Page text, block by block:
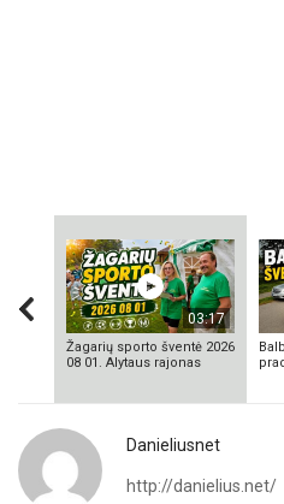
03:17
Žagarių sporto šventė 2026
08 01. Alytaus rajonas
Danieliusnet
http://danielius.net/